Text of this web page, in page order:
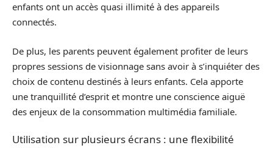
enfants ont un accès quasi illimité à des appareils
connectés.
De plus, les parents peuvent également profiter de leurs
propres sessions de visionnage sans avoir à s’inquiéter des
choix de contenu destinés à leurs enfants. Cela apporte
une tranquillité d’esprit et montre une conscience aiguë
des enjeux de la consommation multimédia familiale.
Utilisation sur plusieurs écrans : une flexibilité